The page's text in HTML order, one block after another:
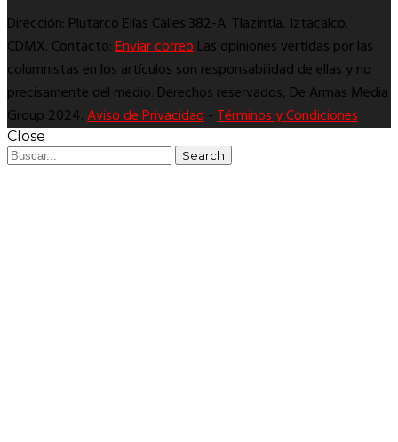
Dirección: Plutarco Elías Calles 382-A. Tlazintla, Iztacalco.
CDMX. Contacto:Enviar correoLas opiniones vertidas por las
columnistas en los artículos son responsabilidad de ellas y no
precisamente del medio. Derechos reservados, De Armas Media
Group 2024.Aviso de Privacidad-Términos y Condiciones
Close